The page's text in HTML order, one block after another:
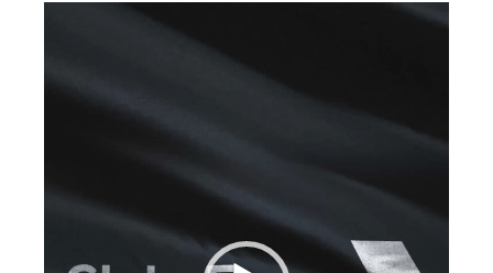
Reproductor